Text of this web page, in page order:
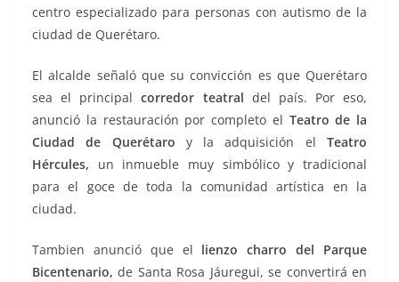
centro especializado para personas con autismo de la
ciudad de Querétaro.
El alcalde señaló que su convicción es que Querétaro
sea el principal corredor teatral del país. Por eso,
anunció la restauración por completo el Teatro de la
Ciudad de Querétaro y la adquisición elTeatro
Hércules, un inmueble muy simbólico y tradicional
para el goce de toda la comunidad artística en la
ciudad.
Tambien anunció que el lienzo charro del Parque
Bicentenario, de Santa Rosa Jáuregui, se convertirá en